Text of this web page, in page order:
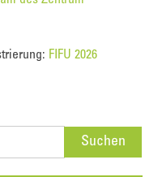
FIFU 2026